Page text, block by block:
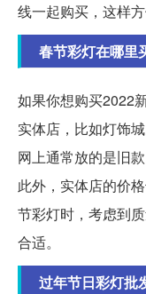
线一起购买，这样方
春节彩灯在哪里
如果你想购买2022
实体店，比如灯饰
网上通常放的是旧
此外，实体店的价
节彩灯时，考虑到
合适。
过年节日彩灯批